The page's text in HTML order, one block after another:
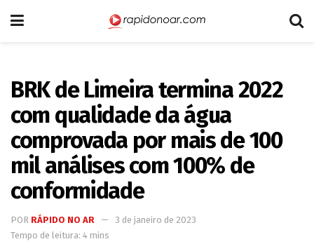
BRK de Limeira termina 2022
com qualidade da água
comprovada por mais de 100
mil análises com 100% de
conformidade
POR RÁPIDO NO AR
3 de janeiro de 2023
Tempo de leitura: 4 mins